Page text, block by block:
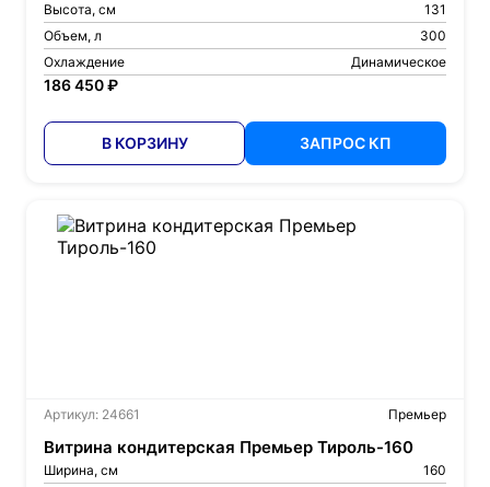
Высота, см
131
Объем, л
300
Охлаждение
Динамическое
186 450 ₽
В КОРЗИНУ ЗАПРОС КП
Артикул: 24661 Премьер
Витрина кондитерская Премьер Тироль-160
Ширина, см
160